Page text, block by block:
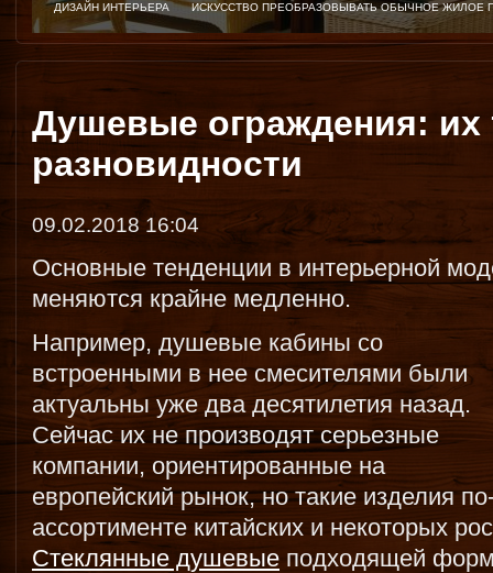
ДИЗАЙН ИНТЕРЬЕРА ИСКУССТВО ПРЕОБРАЗОВЫВАТЬ ОБЫЧНОЕ
Душевые ограждения:
разновидности
09.02.2018 16:04
Основные тенденции в интерьерной
меняются крайне медленно.
Например, душевые кабины со
встроенными в нее смесителями были
актуальны уже два десятилетия назад.
Сейчас их не производят серьезные
компании, ориентированные на
европейский рынок, но такие изделия
ассортименте китайских и некоторых
Стеклянные душевые подходящей